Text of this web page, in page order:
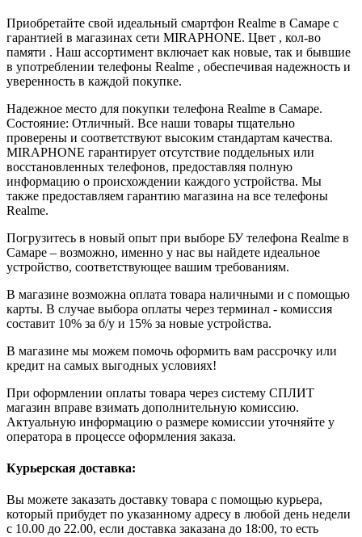
Приобретайте свой идеальный смартфон Realme в Самаре с
гарантией в магазинах сети MIRAPHONE. Цвет , кол-во
памяти . Наш ассортимент включает как новые, так и бывшие
в употреблении телефоны Realme , обеспечивая надежность и
уверенность в каждой покупке.
Надежное место для покупки телефона Realme в Самаре.
Состояние: Отличный. Все наши товары тщательно
проверены и соответствуют высоким стандартам качества.
MIRAPHONE гарантирует отсутствие поддельных или
восстановленных телефонов, предоставляя полную
информацию о происхождении каждого устройства. Мы
также предоставляем гарантию магазина на все телефоны
Realme.
Погрузитесь в новый опыт при выборе БУ телефона Realme в
Самаре – возможно, именно у нас вы найдете идеальное
устройство, соответствующее вашим требованиям.
В магазине возможна оплата товара наличными и с помощью
карты. В случае выбора оплаты через терминал - комиссия
составит 10% за б/у и 15% за новые устройства.
В магазине мы можем помочь оформить вам рассрочку или
кредит на самых выгодных условиях!
При оформлении оплаты товара через систему СПЛИТ
магазин вправе взимать дополнительную комиссию.
Актуальную информацию о размере комиссии уточняйте у
оператора в процессе оформления заказа.
Курьерская доставка:
Вы можете заказать доставку товара с помощью курьера,
который прибудет по указанному адресу в любой день недели
с 10.00 до 22.00, если доставка заказана до 18:00, то есть